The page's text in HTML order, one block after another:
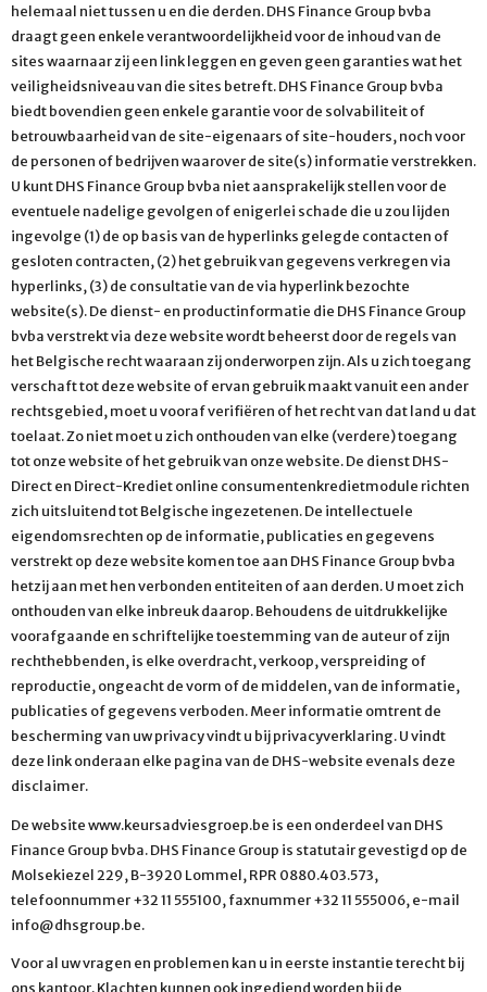
helemaal niet tussen u en die derden. DHS Finance Group bvba
draagt geen enkele verantwoordelijkheid voor de inhoud van de
sites waarnaar zij een link leggen en geven geen garanties wat het
veiligheidsniveau van die sites betreft. DHS Finance Group bvba
biedt bovendien geen enkele garantie voor de solvabiliteit of
betrouwbaarheid van de site-eigenaars of site-houders, noch voor
de personen of bedrijven waarover de site(s) informatie verstrekken.
U kunt DHS Finance Group bvba niet aansprakelijk stellen voor de
eventuele nadelige gevolgen of enigerlei schade die u zou lijden
ingevolge (1) de op basis van de hyperlinks gelegde contacten of
gesloten contracten, (2) het gebruik van gegevens verkregen via
hyperlinks, (3) de consultatie van de via hyperlink bezochte
website(s). De dienst- en productinformatie die DHS Finance Group
bvba verstrekt via deze website wordt beheerst door de regels van
het Belgische recht waaraan zij onderworpen zijn. Als u zich toegang
verschaft tot deze website of ervan gebruik maakt vanuit een ander
rechtsgebied, moet u vooraf verifiëren of het recht van dat land u dat
toelaat. Zo niet moet u zich onthouden van elke (verdere) toegang
tot onze website of het gebruik van onze website. De dienst DHS-
Direct en Direct-Krediet online consumentenkredietmodule richten
zich uitsluitend tot Belgische ingezetenen. De intellectuele
eigendomsrechten op de informatie, publicaties en gegevens
verstrekt op deze website komen toe aan DHS Finance Group bvba
hetzij aan met hen verbonden entiteiten of aan derden. U moet zich
onthouden van elke inbreuk daarop. Behoudens de uitdrukkelijke
voorafgaande en schriftelijke toestemming van de auteur of zijn
rechthebbenden, is elke overdracht, verkoop, verspreiding of
reproductie, ongeacht de vorm of de middelen, van de informatie,
publicaties of gegevens verboden. Meer informatie omtrent de
bescherming van uw privacy vindt u bij privacyverklaring. U vindt
deze link onderaan elke pagina van de DHS-website evenals deze
disclaimer.
De website www.keursadviesgroep.be is een onderdeel van DHS
Finance Group bvba. DHS Finance Group is statutair gevestigd op de
Molsekiezel 229, B-3920 Lommel, RPR 0880.403.573,
telefoonnummer +32 11 555100, faxnummer +32 11 555006, e-mail
info@dhsgroup.be.
Voor al uw vragen en problemen kan u in eerste instantie terecht bij
ons kantoor. Klachten kunnen ook ingediend worden bij de